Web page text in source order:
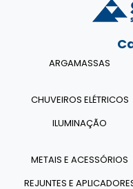
ARGAMASSAS
CHUVEIROS ELÉTRICOS
ILUMINAÇÃO
METAIS E ACESSÓRIOS
REJUNTES E